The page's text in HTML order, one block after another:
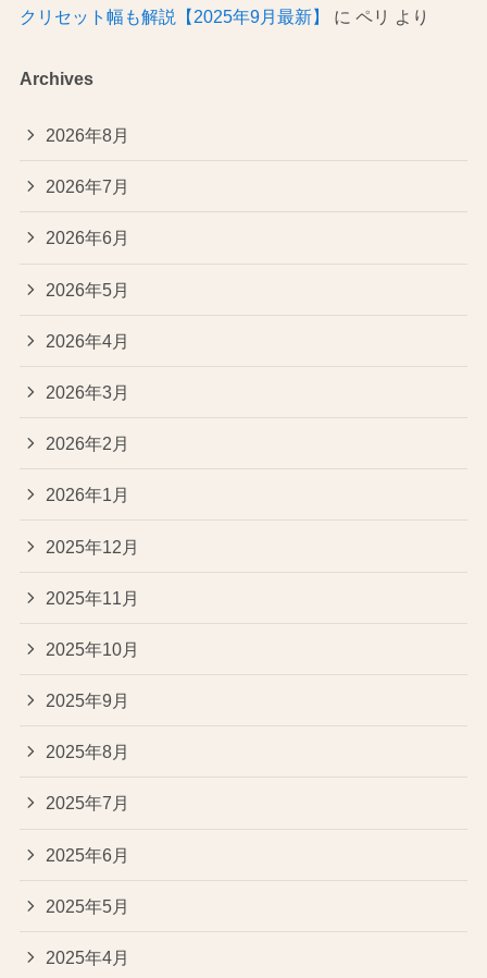
クリセット幅も解説【2025年9月最新】
に ペリ より
Archives
2026年8月
2026年7月
2026年6月
2026年5月
2026年4月
2026年3月
2026年2月
2026年1月
2025年12月
2025年11月
2025年10月
2025年9月
2025年8月
2025年7月
2025年6月
2025年5月
2025年4月